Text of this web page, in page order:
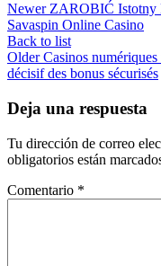
Newer ZAROBIĆ Istotny
Savaspin Online Casino
Back to list
Older Casinos numériques
décisif des bonus sécurisés
Deja una respuesta
Tu dirección de correo
obligatorios están
Comentario *